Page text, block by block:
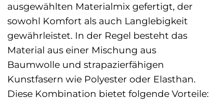
ausgewählten Materialmix gefertigt, der
sowohl Komfort als auch Langlebigkeit
gewährleistet. In der Regel besteht das
Material aus einer Mischung aus
Baumwolle und strapazierfähigen
Kunstfasern wie Polyester oder Elasthan.
Diese Kombination bietet folgende Vorteile: